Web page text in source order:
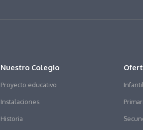
Nuestro Colegio
Proyecto educativo
Instalaciones
Historia
Infantil